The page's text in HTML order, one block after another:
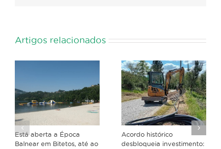
Artigos relacionados
Está aberta a Época
Balnear em Bitetos, até ao
Acordo histórico
desbloqueia investimento: